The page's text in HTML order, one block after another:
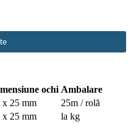
ochi Ambalare
x 25 mm
25m / rolă
x 25 mm la kg